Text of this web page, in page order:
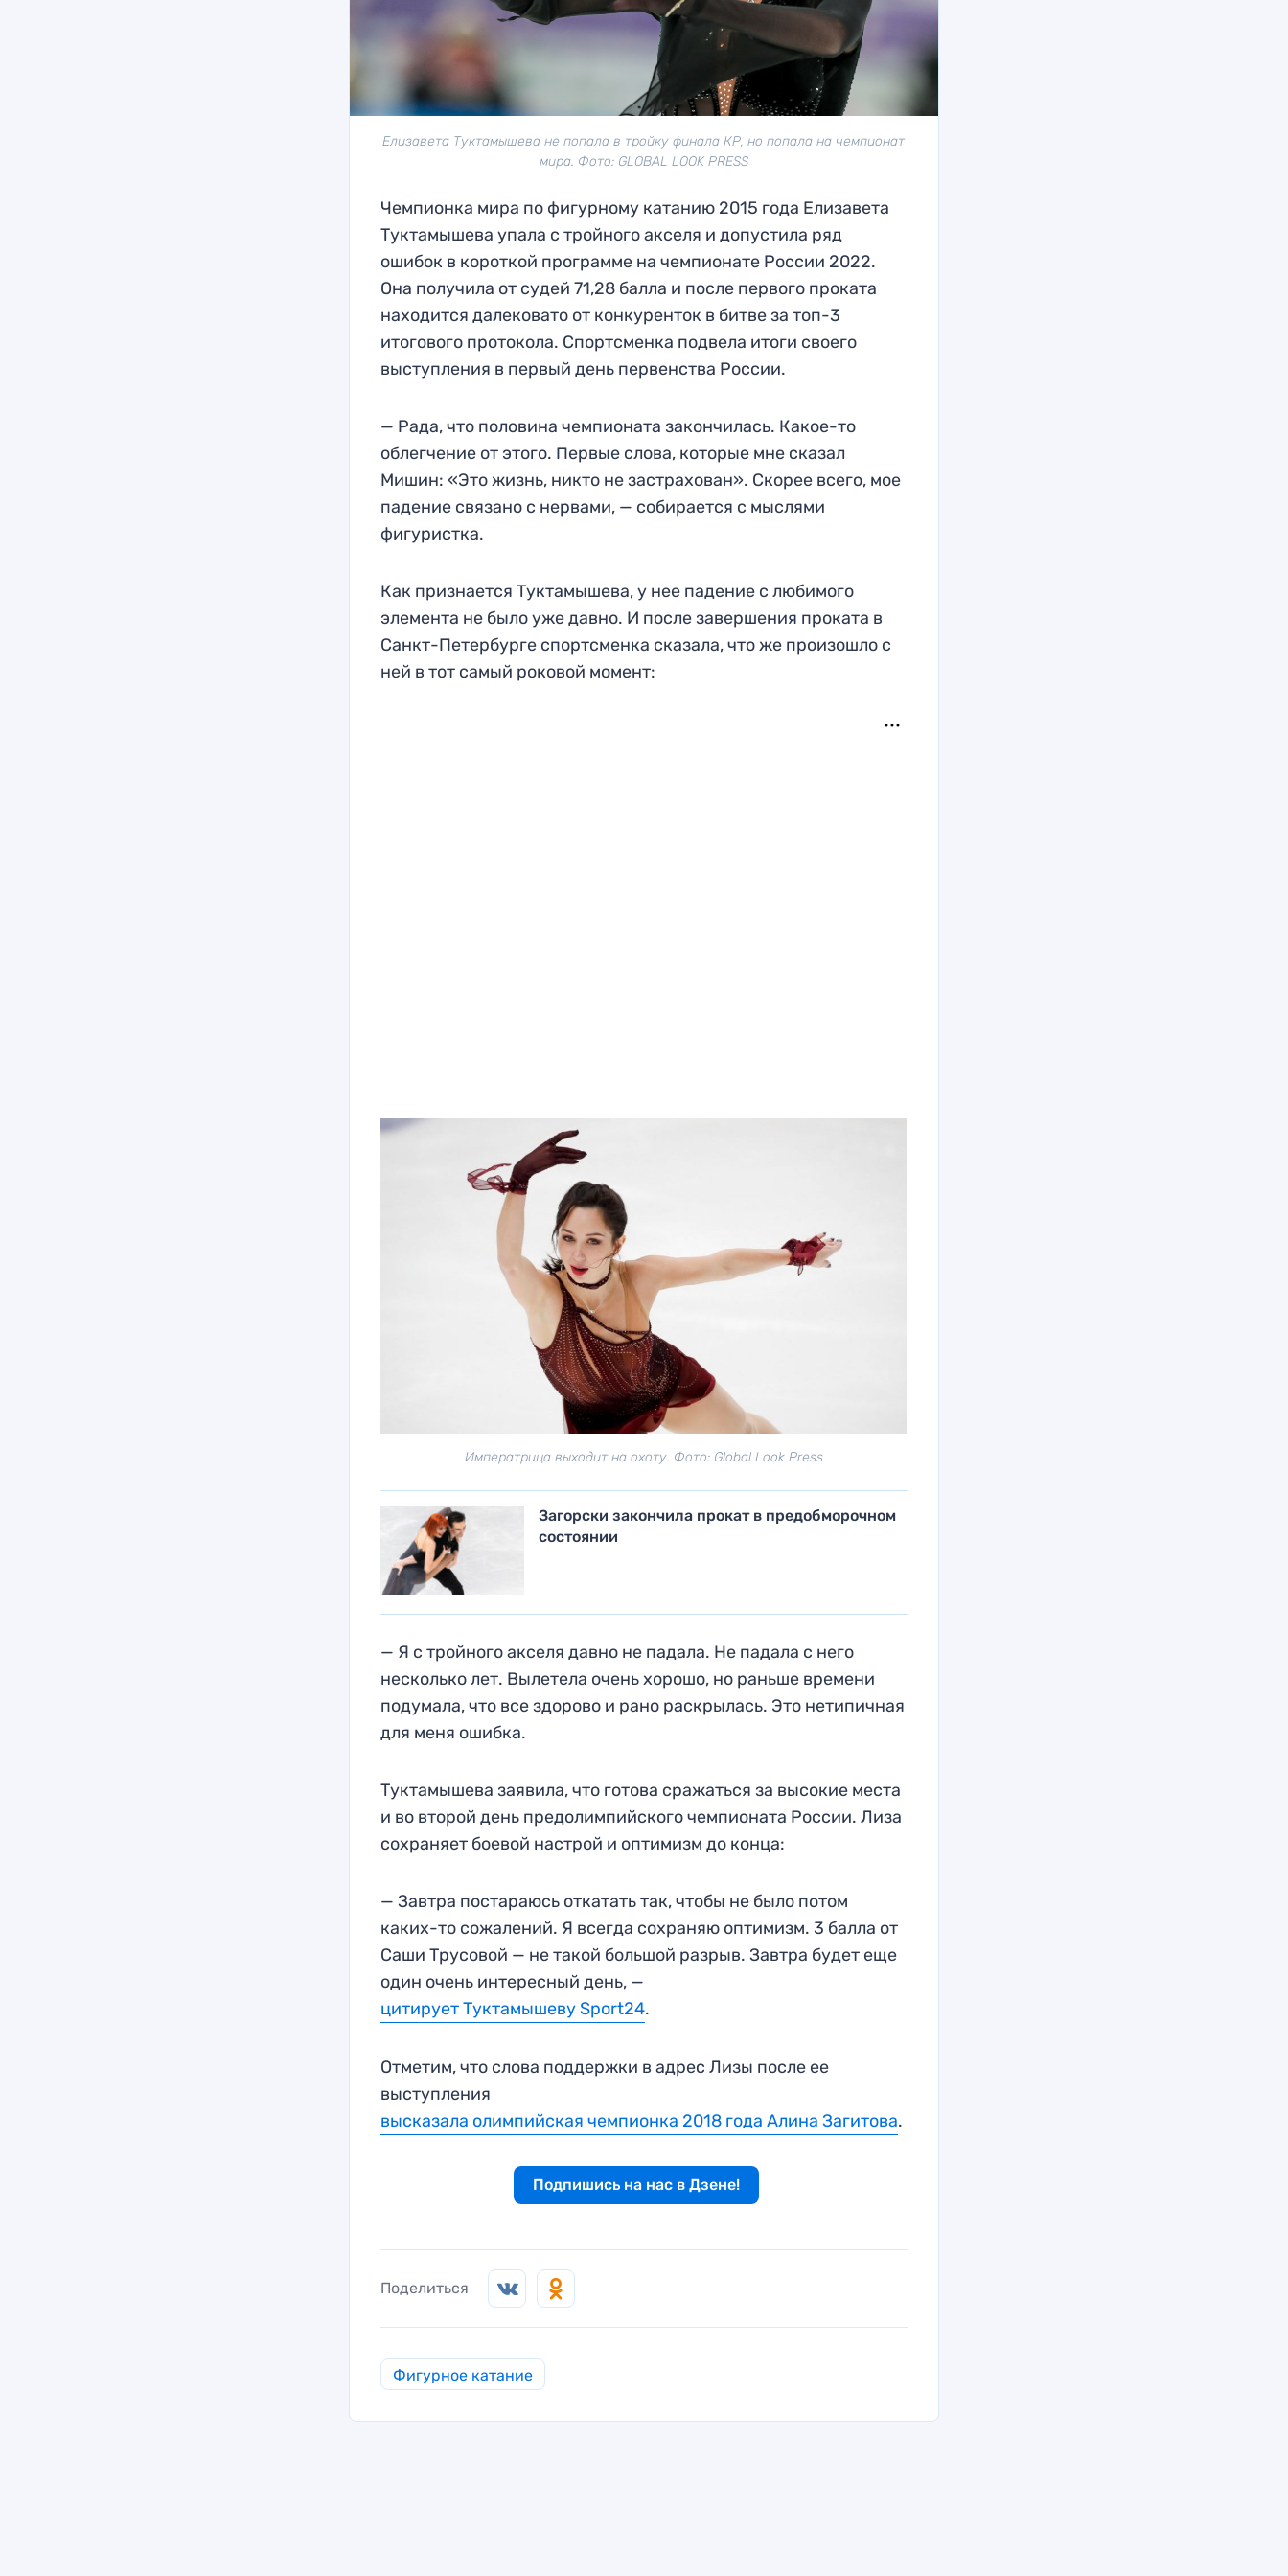
Елизавета Туктамышева не попала в тройку финала КР, но попала на чемпионат
мира. Фото: GLOBAL LOOK PRESS
Чемпионка мира по фигурному катанию 2015 года Елизавета
Туктамышева упала с тройного акселя и допустила ряд
ошибок в короткой программе на чемпионате России 2022.
Она получила от судей 71,28 балла и после первого проката
находится далековато от конкуренток в битве за топ-3
итогового протокола. Спортсменка подвела итоги своего
выступления в первый день первенства России.
— Рада, что половина чемпионата закончилась. Какое-то
облегчение от этого. Первые слова, которые мне сказал
Мишин: «Это жизнь, никто не застрахован». Скорее всего, мое
падение связано с нервами, — собирается с мыслями
фигуристка.
Как признается Туктамышева, у нее падение с любимого
элемента не было уже давно. И после завершения проката в
Санкт-Петербурге спортсменка сказала, что же произошло с
ней в тот самый роковой момент:
Императрица выходит на охоту. Фото: Global Look Press
Загорски закончила прокат в предобморочном
состоянии
— Я с тройного акселя давно не падала. Не падала с него
несколько лет. Вылетела очень хорошо, но раньше времени
подумала, что все здорово и рано раскрылась. Это нетипичная
для меня ошибка.
Туктамышева заявила, что готова сражаться за высокие места
и во второй день предолимпийского чемпионата России. Лиза
сохраняет боевой настрой и оптимизм до конца:
— Завтра постараюсь откатать так, чтобы не было потом
каких-то сожалений. Я всегда сохраняю оптимизм. 3 балла от
Саши Трусовой — не такой большой разрыв. Завтра будет еще
один очень интересный день, —
цитирует Туктамышеву Sport24.
Отметим, что слова поддержки в адрес Лизы после ее
выступления
высказала олимпийская чемпионка 2018 года Алина Загитова.
Подпишись на нас в Дзене!
Поделиться
Фигурное катание